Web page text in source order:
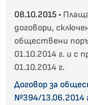
08.10.2015 •
договори,
обществени
01.10.2014 г. и с
01.10.2014 г.
Договор за
№394/13.06.2014